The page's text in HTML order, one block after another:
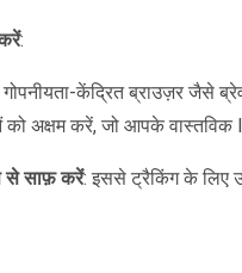
:
केंद्रित ब्राउज़र जैसे
अक्षम करें, जो आपके
से साफ़ करें: इससे ट्रैकिंग के लिए